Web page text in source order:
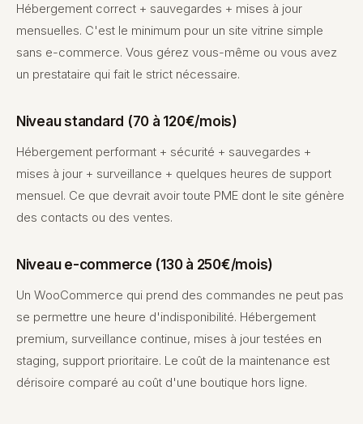
Hébergement correct + sauvegardes + mises à jour
mensuelles. C'est le minimum pour un site vitrine simple
sans e-commerce. Vous gérez vous-même ou vous avez
un prestataire qui fait le strict nécessaire.
Niveau standard (70 à 120€/mois)
Hébergement performant + sécurité + sauvegardes +
mises à jour + surveillance + quelques heures de support
mensuel. Ce que devrait avoir toute PME dont le site génère
des contacts ou des ventes.
Niveau e-commerce (130 à 250€/mois)
Un WooCommerce qui prend des commandes ne peut pas
se permettre une heure d'indisponibilité. Hébergement
premium, surveillance continue, mises à jour testées en
staging, support prioritaire. Le coût de la maintenance est
dérisoire comparé au coût d'une boutique hors ligne.